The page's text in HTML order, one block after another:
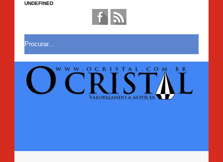
UNDEFINED